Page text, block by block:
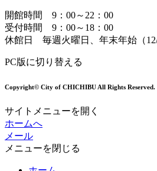
開館時間 9：00～22：00
受付時間 9：00～18：00
休館日 毎週火曜日、年末年始（12/
PC版に切り替える
Copyright© City of CHICHIBU All Rights Reserved.
サイトメニューを開く
ホームへ
メール
メニューを閉じる